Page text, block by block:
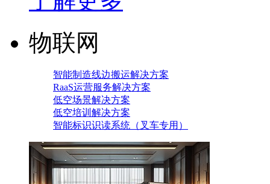
物联网
智能制造线边搬运解决方案
RaaS运营服务解决方案
低空场景解决方案
低空培训解决方案
智能标识识读系统（叉车专用）